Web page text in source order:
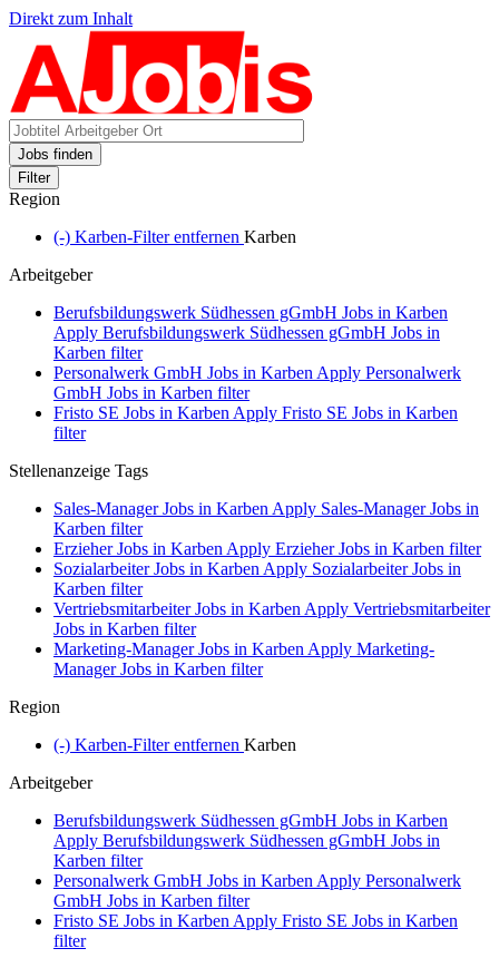
Direkt zum Inhalt
Jobs finden
Filter
Region
(-) Karben-Filter entfernen Karben
Arbeitgeber
Berufsbildungswerk Südhessen gGmbH Jobs in Karben
Apply Berufsbildungswerk Südhessen gGmbH Jobs in
Karben filter
Personalwerk GmbH Jobs in Karben Apply Personalwerk
GmbH Jobs in Karben filter
Fristo SE Jobs in Karben Apply Fristo SE Jobs in Karben
filter
Stellenanzeige Tags
Sales-Manager Jobs in Karben Apply Sales-Manager Jobs in
Karben filter
Erzieher Jobs in Karben Apply Erzieher Jobs in Karben filter
Sozialarbeiter Jobs in Karben Apply Sozialarbeiter Jobs in
Karben filter
Vertriebsmitarbeiter Jobs in Karben Apply Vertriebsmitarbeiter
Jobs in Karben filter
Marketing-Manager Jobs in Karben Apply Marketing-
Manager Jobs in Karben filter
Region
(-) Karben-Filter entfernen Karben
Arbeitgeber
Berufsbildungswerk Südhessen gGmbH Jobs in Karben
Apply Berufsbildungswerk Südhessen gGmbH Jobs in
Karben filter
Personalwerk GmbH Jobs in Karben Apply Personalwerk
GmbH Jobs in Karben filter
Fristo SE Jobs in Karben Apply Fristo SE Jobs in Karben
filter